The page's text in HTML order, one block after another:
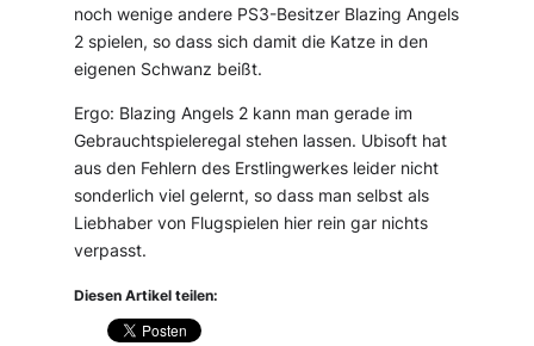
noch wenige andere PS3-Besitzer Blazing Angels
2 spielen, so dass sich damit die Katze in den
eigenen Schwanz beißt.
Ergo: Blazing Angels 2 kann man gerade im
Gebrauchtspieleregal stehen lassen. Ubisoft hat
aus den Fehlern des Erstlingwerkes leider nicht
sonderlich viel gelernt, so dass man selbst als
Liebhaber von Flugspielen hier rein gar nichts
verpasst.
Diesen Artikel teilen: